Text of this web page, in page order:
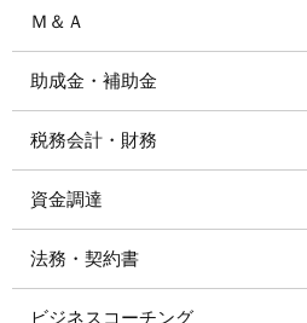
Ｍ＆Ａ
助成金・補助金
税務会計・財務
資金調達
法務・契約書
ビジネスコーチング